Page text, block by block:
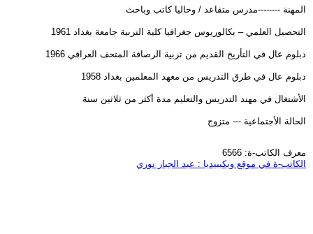
المهنة --------مدرس متقاعد / وحاليا كاتب وباحث
التحصيل العلمي – بكالوريوس جغرافيا كلية التربية جامعة بغداد 1961
دبلوم عال في التأريخ القديم من تربية الرصافة المتحف العراقي 1966
دبلوم عال في طرق التدريس من معهد المعلمين بغداد 1958
الأشتغال في مهند التدريس والتعليم مدة أكثر من ثلاثين سنة
الحالة الأجتماعية --- متزوج
معرف الكاتب-ة: 6566
الكاتب-ة في موقع ويكيبيديا : عبد الجبار نوري